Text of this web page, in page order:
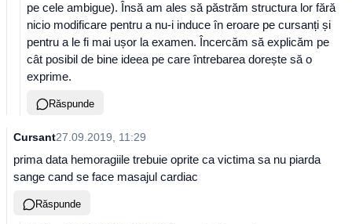
pe cele ambigue). Însă am ales să păstrăm structura lor fără
nicio modificare pentru a nu-i induce în eroare pe cursanți și
pentru a le fi mai ușor la examen. Încercăm să explicăm pe
cât posibil de bine ideea pe care întrebarea dorește să o
exprime.
Răspunde
Cursant27.09.2019, 11:29
prima data hemoragiile trebuie oprite ca victima sa nu piarda
sange cand se face masajul cardiac
Răspunde